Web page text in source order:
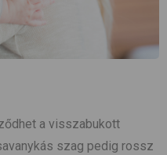
a visszabukott
szag pedig rossz